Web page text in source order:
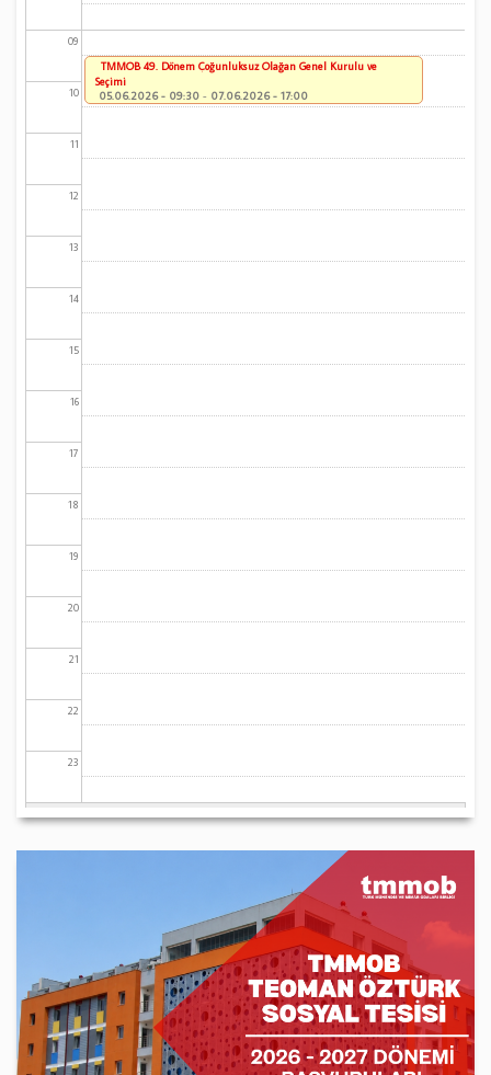
09
10
11
12
13
14
15
16
17
18
19
20
21
22
23
TMMOB 49. Dönem Çoğunluksuz Olağan Genel Kurulu ve
Seçimi
05.06.2026 - 09:30 - 07.06.2026 - 17:00